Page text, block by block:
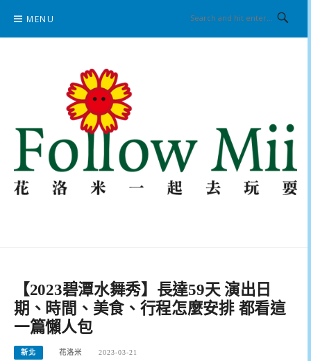
content
MENU
【2023碧潭水舞秀】長達59天 演出日
期、時間、美食、行程怎麼安排 都看這
一篇懶人包
新北 花洛米 2023-03-21